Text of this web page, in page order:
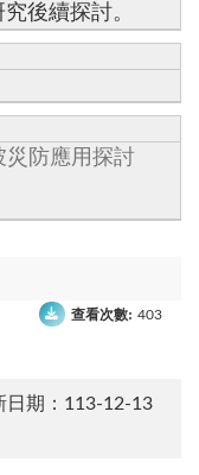
後續探討。
災防應用探討
查看次數: 403
日期：113-12-13